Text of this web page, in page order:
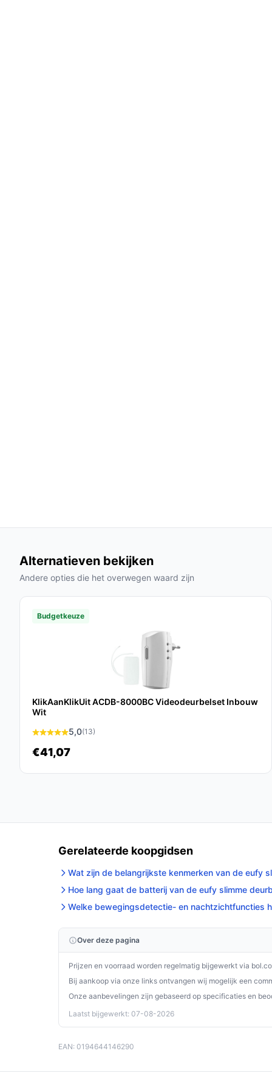
uitgebreide mogelijkheden en praktische
oplossing voor veiligheid.
Ontdek alle specificaties en vergelijk prijzen
perfect past bij jouw behoeften!
Alternatieven bekijken
Andere opties die het overwegen waard zijn
Budgetkeuze
KlikAanKlikUit ACDB-8000BC Videodeurbelset Inbouw
Wit
5,0(13)
€41,07
Gerelateerde koopgidsen
Wat zijn de belangrijkste kenmerken van de eufy
Hoe lang gaat de batterij van de eufy slimme
Welke bewegingsdetectie- en nachtzichtfuncties
Over deze pagina
Prijzen en voorraad worden regelmatig bijgewerkt via
Bij aankoop via onze links ontvangen wij mogelijk een
Onze aanbevelingen zijn gebaseerd op specificaties en
Laatst bijgewerkt: 07-08-2026
EAN: 0194644146290